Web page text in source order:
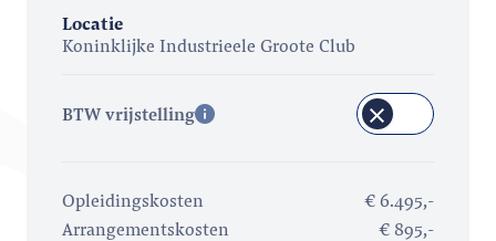
Locatie
Koninklijke Industrieele Groote Club
BTW vrijstelling
Opleidingskosten
€ 6.495,-
Arrangementskosten
€ 895,-